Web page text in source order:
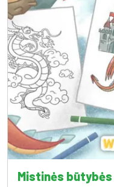
Mistinės būtybės